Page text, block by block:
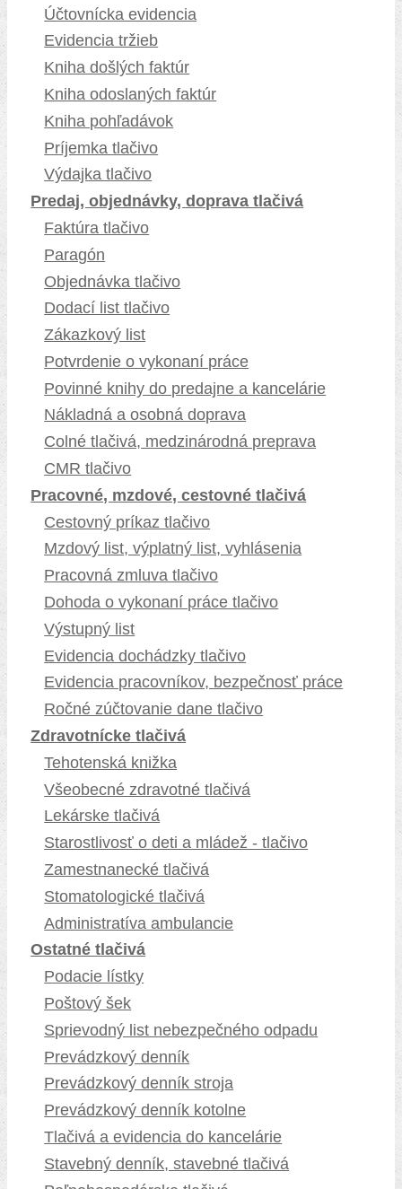
Účtovnícka evidencia
Evidencia tržieb
Kniha došlých faktúr
Kniha odoslaných faktúr
Kniha pohľadávok
Príjemka tlačivo
Výdajka tlačivo
Predaj, objednávky, doprava tlačivá
Faktúra tlačivo
Paragón
Objednávka tlačivo
Dodací list tlačivo
Zákazkový list
Potvrdenie o vykonaní práce
Povinné knihy do predajne a kancelárie
Nákladná a osobná doprava
Colné tlačivá, medzinárodná preprava
CMR tlačivo
Pracovné, mzdové, cestovné tlačivá
Cestovný príkaz tlačivo
Mzdový list, výplatný list, vyhlásenia
Pracovná zmluva tlačivo
Dohoda o vykonaní práce tlačivo
Výstupný list
Evidencia dochádzky tlačivo
Evidencia pracovníkov, bezpečnosť práce
Ročné zúčtovanie dane tlačivo
Zdravotnícke tlačivá
Tehotenská knižka
Všeobecné zdravotné tlačivá
Lekárske tlačivá
Starostlivosť o deti a mládež - tlačivo
Zamestnanecké tlačivá
Stomatologické tlačivá
Administratíva ambulancie
Ostatné tlačivá
Podacie lístky
Poštový šek
Sprievodný list nebezpečného odpadu
Prevádzkový denník
Prevádzkový denník stroja
Prevádzkový denník kotolne
Tlačivá a evidencia do kancelárie
Stavebný denník, stavebné tlačivá